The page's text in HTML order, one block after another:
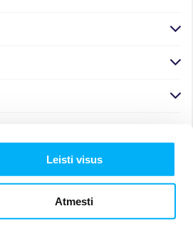
Leisti visus
Atmesti